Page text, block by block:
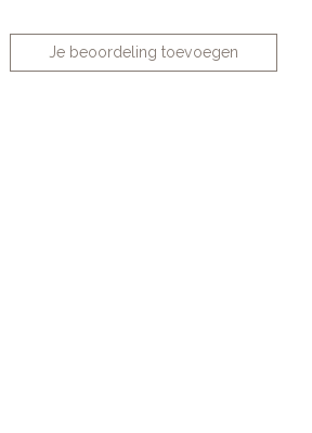
Je beoordeling toevoegen